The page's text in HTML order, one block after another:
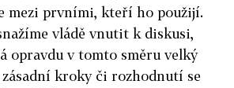
mezi prvními, kteří ho použijí.
vládě vnutit k diskusi,
opravdu v tomto směru velký
kroky či rozhodnutí se